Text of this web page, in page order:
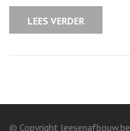
LEES VERDER
© Copyright leesenafbouw.be